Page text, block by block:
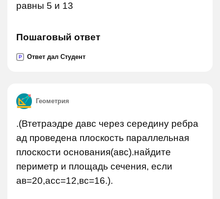
равны 5 и 13
Пошаговый ответ
P Ответ дал Студент
Геометрия
.(Втетраэдре давс через середину ребра
ад проведена плоскость параллельная
плоскости основания(авс).найдите
периметр и площадь сечения, если
ав=20,асс=12,вс=16.).